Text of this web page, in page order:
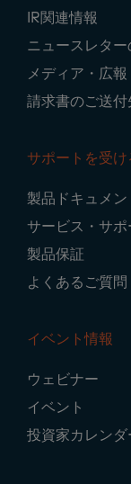
IR関連情報
ニュースレター
メディア・広報
請求書のご送付
サポートを受け
製品ドキュメン
サービス・サ
製品保証
よくあるご質問
イベント情報
ウェビナー
イベント
投資家カレンダ